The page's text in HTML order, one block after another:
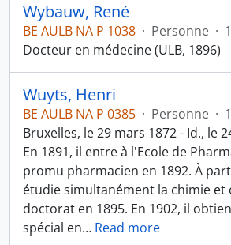
Wybauw, René
BE AULB NA P 1038 · Personne ·
Docteur en médecine (ULB, 1896)
Wuyts, Henri
BE AULB NA P 0385 · Personne ·
Bruxelles, le 29 mars 1872 - Id., le
En 1891, il entre à l'Ecole de
promu pharmacien en 1892. À
étudie simultanément la chimie et
doctorat en 1895. En 1902, il
spécial en… Read more